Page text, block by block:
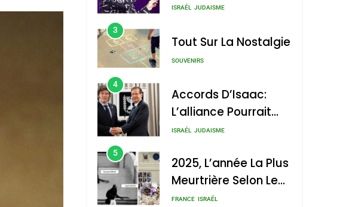
Nouvelle Chanson De
ISRAÉL JUDAISME
3
Tout Sur La Nostalgie
SOUVENIRS
4
Accords D’Isaac:
L’alliance Pourrait
S’étendre À 13 Pays
ISRAÉL JUDAISME
5
2025, L’année La Plus
Meurtrière Selon Le
Rapport D’ADL
FRANCE ISRAÉL